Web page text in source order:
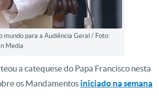
mundo para a Audiência Geral / Foto:
Media
a catequese do Papa Francisco nesta
os Mandamentos iniciado na semana